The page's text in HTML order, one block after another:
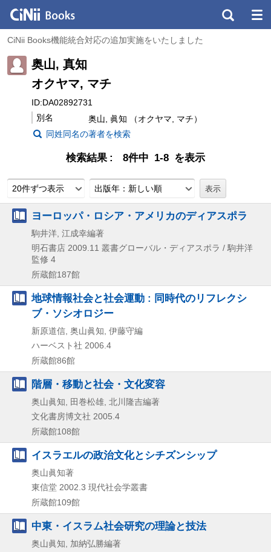
CiNii Books機能統合対応の追加実施をいたしました
奥山, 真知
オクヤマ, マチ
ID:DA02892731
別名
奥山, 眞知 （オクヤマ, マチ）
同姓同名の著者を検索
検索結果 8件中 1-8 を表示
20件ずつ表示 出版年：新しい順
ヨーロッパ・ロシア・アメリカのディアスポラ
駒井洋, 江成幸編著
明石書店 2009.11 叢書グローバル・ディアスポラ / 駒井洋
監修 4
所蔵館187館
地球情報社会と社会運動 : 同時代のリフレクシ
ブ・ソシオロジー
新原道信, 奥山眞知, 伊藤守編
ハーベスト社 2006.4
所蔵館86館
階層・移動と社会・文化変容
奥山眞知, 田巻松雄, 北川隆吉編著
文化書房博文社 2005.4
所蔵館108館
イスラエルの政治文化とシチズンシップ
奥山眞知著
東信堂 2002.3 現代社会学叢書
所蔵館109館
中東・イスラム社会研究の理論と技法
奥山眞知, 加納弘勝編著